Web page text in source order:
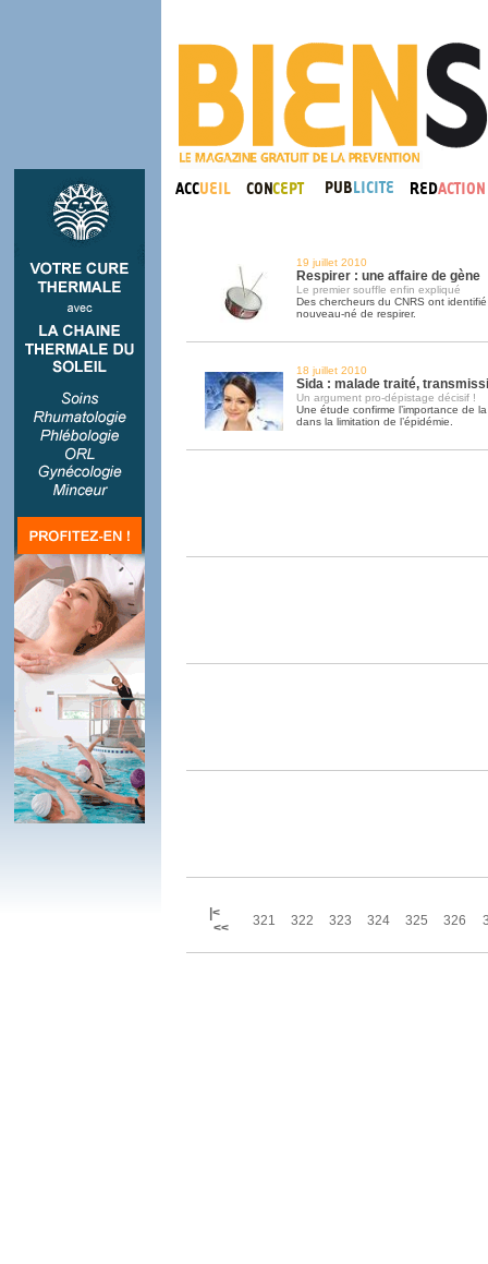
19 juillet 2010
Respirer : une affaire de gène
Le premier souffle enfin expliqué
Des chercheurs du CNRS ont
nouveau-né de respirer.
18 juillet 2010
Sida : malade traité,
Un argument pro-dépistage décisif !
Une étude confirme l’importance de
dans la limitation de l’épidémie.
|<
<<
321 322 323 324 325 326